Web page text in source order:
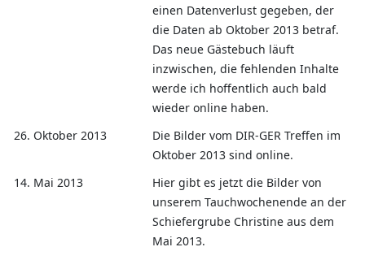
einen Datenverlust gegeben, der
die Daten ab Oktober 2013 betraf.
Das neue Gästebuch läuft
inzwischen, die fehlenden Inhalte
werde ich hoffentlich auch bald
wieder online haben.
26. Oktober 2013
Die Bilder vom DIR-GER Treffen im
Oktober 2013 sind online.
14. Mai 2013
Hier gibt es jetzt die Bilder von
unserem Tauchwochenende an der
Schiefergrube Christine aus dem
Mai 2013.